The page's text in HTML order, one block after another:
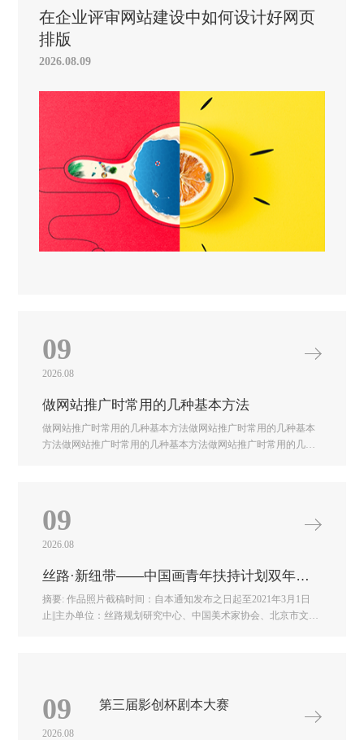
在企业评审网站建设中如何设计好网页
排版
2026.08.09
09
2026.08
做网站推广时常用的几种基本方法
做网站推广时常用的几种基本方法做网站推广时常用的几种基本
方法做网站推广时常用的几种基本方法做网站推广时常用的几种
09
2026.08
丝路·新纽带——中国画青年扶持计划双年展征稿
摘要: 作品照片截稿时间：自本通知发布之日起至2021年3月1日
止||主办单位：丝路规划研究中心、中国美术家协会、北京市文化
——中国画青年扶持计划双年展将于2021年5月在北京大千当代艺
术中心举办。本次双年展旨在选拔当代优秀国画作品，充分向世
界展示当代中国深厚的文化积淀，展现对传统的继承与发展，以
09
2026.08
第三届影创杯剧本大赛